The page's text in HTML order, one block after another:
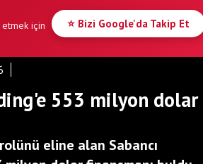
için
⭐ Bizi Google'da Takip Et
553 milyon dolar
eline alan Sabancı